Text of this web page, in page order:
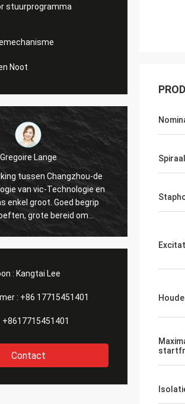
stuurprogramma
Noot
Gregoire Lange
tussen Changzhou-de
van vic-Technologie en
enkel groot. Goed begrip
grote bereid om
op te lossen. Ik adviseer!
de
: Kangtai Lee
: +86 17715451401
+8617715451401
Contact